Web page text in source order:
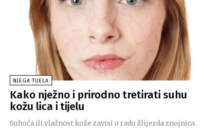
NJEGA TIJELA
Kako nježno i prirodno tretirati suhu
kožu lica i tijelu
Suhoća ili vlažnost kože zavisi o radu žlijezda znojnica.